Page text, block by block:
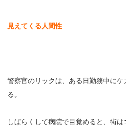
見えてくる人間性
警察官のリックは、ある日勤務中に
る。
しばらくして病院で目覚めると、街